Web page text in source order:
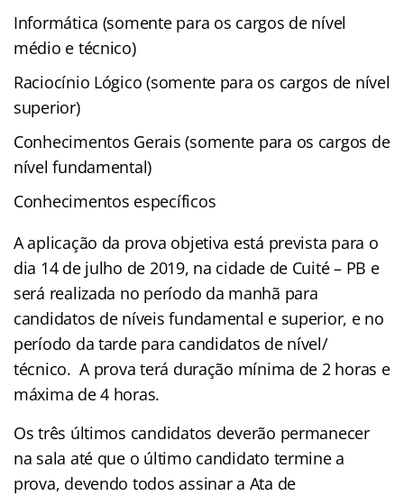
Informática (somente para os cargos de nível
médio e técnico)
Raciocínio Lógico (somente para os cargos de nível
superior)
Conhecimentos Gerais (somente para os cargos de
nível fundamental)
Conhecimentos específicos
A aplicação da prova objetiva está prevista para o
dia 14 de julho de 2019, na cidade de Cuité – PB e
será realizada no período da manhã para
candidatos de níveis fundamental e superior, e no
período da tarde para candidatos de nível/
técnico. A prova terá duração mínima de 2 horas e
máxima de 4 horas.
Os três últimos candidatos deverão permanecer
na sala até que o último candidato termine a
prova, devendo todos assinar a Ata de